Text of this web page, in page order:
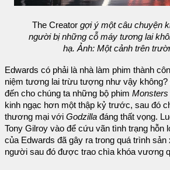
The Creator gợi ý một câu chuyện
người bị những cỗ máy tương lai
hạ. Ảnh: Một cảnh trên
Edwards có phải là nhà làm phim thành
niệm tương lai trừu tượng như vậy
đến cho chúng ta những bộ phim Monsters
kinh ngạc hơn một thập kỷ trước, sau đó
thương mại với Godzilla đáng thất vọng.
Tony Gilroy vào để cứu vãn tình trạng hỗn
của Edwards đã gây ra trong quá trình
người sau đó được trao chìa khóa vương